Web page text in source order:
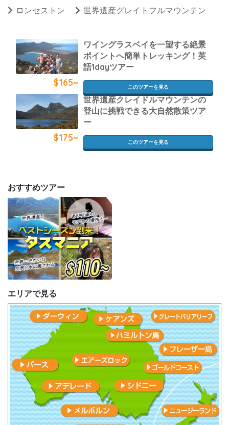
ロンセストン
世界遺産グレイトフルマウンテン
$165~
ワイングラスベイを一望する絶景
ポイントへ簡単トレッキング！英
語1dayツアー
このツアーを見る
$175~
世界遺産クレイドルマウンテンの
登山に挑戦できる大自然散策ツア
ー
このツアーを見る
おすすめツアー
エリアで見る